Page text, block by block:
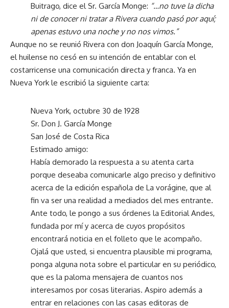
Buitrago, dice el Sr. García Monge: “…no tuve la dicha
ni de conocer ni tratar a Rivera cuando pasó por aquí;
apenas estuvo una noche y no nos vimos.”
Aunque no se reunió Rivera con don Joaquín García Monge,
el huilense no cesó en su intención de entablar con el
costarricense una comunicación directa y franca. Ya en
Nueva York le escribió la siguiente carta:
Nueva York, octubre 30 de 1928
Sr. Don J. García Monge
San José de Costa Rica
Estimado amigo:
Había demorado la respuesta a su atenta carta
porque deseaba comunicarle algo preciso y definitivo
acerca de la edición española de La vorágine, que al
fin va ser una realidad a mediados del mes entrante.
Ante todo, le pongo a sus órdenes la Editorial Andes,
fundada por mí y acerca de cuyos propósitos
encontrará noticia en el folleto que le acompaño.
Ojalá que usted, si encuentra plausible mi programa,
ponga alguna nota sobre el particular en su periódico,
que es la paloma mensajera de cuantos nos
interesamos por cosas literarias. Aspiro además a
entrar en relaciones con las casas editoras de